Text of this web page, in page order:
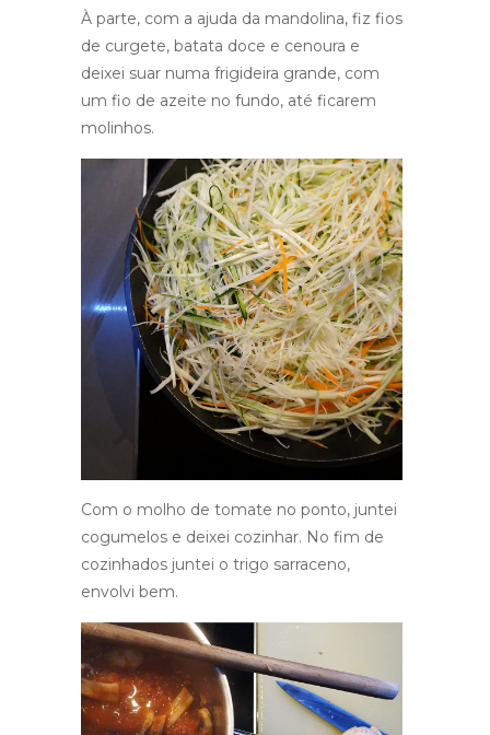
À parte, com a ajuda da mandolina, fiz fios
de curgete, batata doce e cenoura e
deixei suar numa frigideira grande, com
um fio de azeite no fundo, até ficarem
molinhos.
Com o molho de tomate no ponto, juntei
cogumelos e deixei cozinhar. No fim de
cozinhados juntei o trigo sarraceno,
envolvi bem.